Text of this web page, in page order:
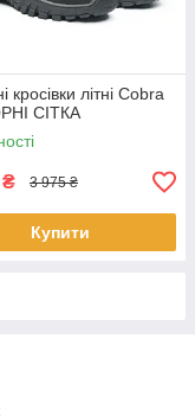
кросівки літні Cobra
СІТКА
₴ 3 975 ₴
Купити